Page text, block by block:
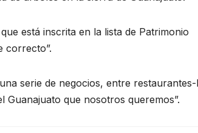
está inscrita en la lista de Patrimonio
correcto”.
serie de negocios, entre
que nosotros queremos”.